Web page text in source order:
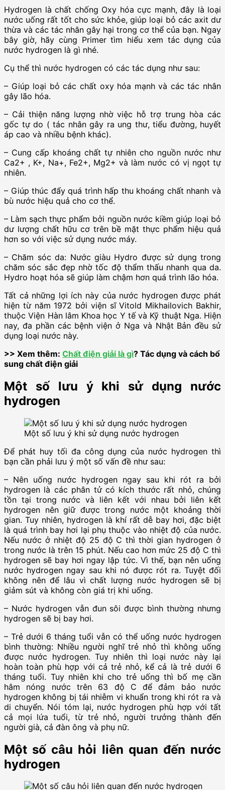
Hydrogen là chất chống Oxy hóa cực mạnh, đây là loại
nước uống rất tốt cho sức khỏe, giúp loại bỏ các axit dư
thừa và các tác nhân gây hại trong cơ thể của bạn. Ngay
bây giờ, hãy cùng Primer tìm hiểu xem tác dụng của
nước hydrogen là gì nhé.
Cụ thể thì nước hydrogen có các tác dụng như sau:
– Giúp loại bỏ các chất oxy hóa mạnh và các tác nhân
gây lão hóa.
– Cải thiện năng lượng nhờ việc hỗ trợ trung hòa các
gốc tự do ( tác nhân gây ra ung thư, tiểu đường, huyết
áp cao và nhiều bệnh khác).
– Cung cấp khoáng chất tự nhiên cho nguồn nước như
Ca2+ , K+, Na+, Fe2+, Mg2+ và làm nước có vị ngọt tự
nhiên.
– Giúp thúc đẩy quá trình hấp thu khoáng chất nhanh và
bù nước hiệu quả cho cơ thể.
– Làm sạch thực phẩm bởi nguồn nước kiềm giúp loại bỏ
dư lượng chất hữu cơ trên bề mặt thực phẩm hiệu quả
hơn so với việc sử dụng nước máy.
– Chăm sóc da: Nước giàu Hydro được sử dụng trong
chăm sóc sắc đẹp nhờ tốc độ thẩm thấu nhanh qua da.
Hydro hoạt hóa sẽ giúp làm chậm hơn quá trình lão hóa.
Tất cả những lợi ích này của nước hydrogen được phát
hiện từ năm 1972 bởi viện sĩ Vitold Mikhailovich Bakhir,
thuộc Viện Hàn lâm Khoa học Y tế và Kỹ thuật Nga. Hiện
nay, đa phần các bệnh viện ở Nga và Nhật Bản đều sử
dụng loại nước này.
>> Xem thêm: Chất điện giải là gì? Tác dụng và cách bổ
sung chất điện giải
Một số lưu ý khi sử dụng nước
hydrogen
Một số lưu ý khi sử dụng nước hydrogen
Để phát huy tối đa công dụng của nước hydrogen thì
bạn cần phải lưu ý một số vấn đề như sau:
– Nên uống nước hydrogen ngay sau khi rót ra bởi
hydrogen là các phân tử có kích thước rất nhỏ, chúng
tồn tại trong nước và liên kết với nhau bởi liên kết
hydrogen nên giữ được trong nước một khoảng thời
gian. Tuy nhiên, hydrogen là khí rất dễ bay hơi, đặc biệt
là quá trình bay hơi lại phụ thuộc vào nhiệt độ của nước.
Nếu nước ở nhiệt độ 25 độ C thì thời gian hydrogen ở
trong nước là trên 15 phút. Nếu cao hơn mức 25 độ C thì
hydrogen sẽ bay hơi ngay lập tức. Vì thế, bạn nên uống
nước hydrogen ngay sau khi nó được rót ra. Tuyệt đối
không nên để lâu vì chất lượng nước hydrogen sẽ bị
giảm sút và không còn giá trị khi uống.
– Nước hydrogen vẫn đun sôi được bình thường nhưng
hydrogen sẽ bị bay hơi.
– Trẻ dưới 6 tháng tuổi vẫn có thể uống nước hydrogen
bình thường: Nhiều người nghĩ trẻ nhỏ thì không uống
được nước hydrogen. Tuy nhiên thì loại nước này lại
hoàn toàn phù hợp với cả trẻ nhỏ, kể cả là trẻ dưới 6
tháng tuổi. Tuy nhiên khi cho trẻ uống thì bố mẹ cần
hâm nóng nước trên 63 độ C để đảm bảo nước
hydrogen không bị tái nhiễm vi khuẩn trong khi rót ra và
di chuyển. Nói tóm lại, nước hydrogen phù hợp với tất
cả mọi lứa tuổi, từ trẻ nhỏ, người trưởng thành đến
người già, cả đàn ông và phụ nữ.
Một số câu hỏi liên quan đến nước
hydrogen